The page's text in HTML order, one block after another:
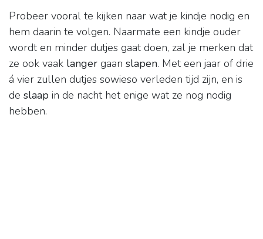
Probeer vooral te kijken naar wat je kindje nodig en
hem daarin te volgen. Naarmate een kindje ouder
wordt en minder dutjes gaat doen, zal je merken dat
ze ook vaak langer gaan slapen. Met een jaar of drie
á vier zullen dutjes sowieso verleden tijd zijn, en is
de slaap in de nacht het enige wat ze nog nodig
hebben.